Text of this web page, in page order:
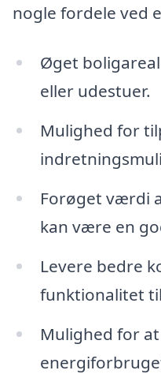
nogle fordele ved
Øget
eller udestuer.
Mulighed for
Forøget værdi
kan være en
Levere bedre
funktionalitet
Mulighed for